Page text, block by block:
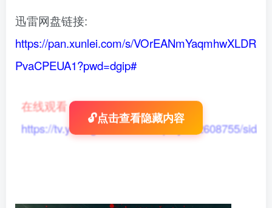
迅雷网盘链接:
https://pan.xunlei.com/s/VOrEANmYaqmhwXLDR
PvaCPEUA1?pwd=dgip#
在线观看：
https://tv.yikong666.com/vod/play/id/2608755/sid/
🔓点击查看隐藏内容